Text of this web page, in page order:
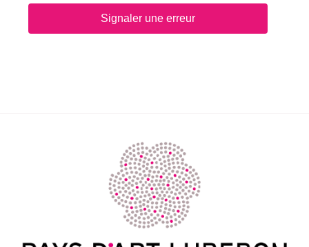
Signaler une erreur